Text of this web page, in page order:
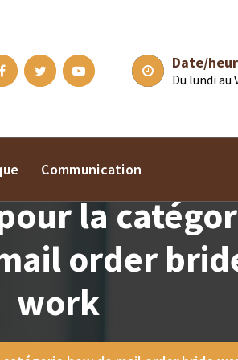
Date/
Du lundi au
Communication
la
order
work